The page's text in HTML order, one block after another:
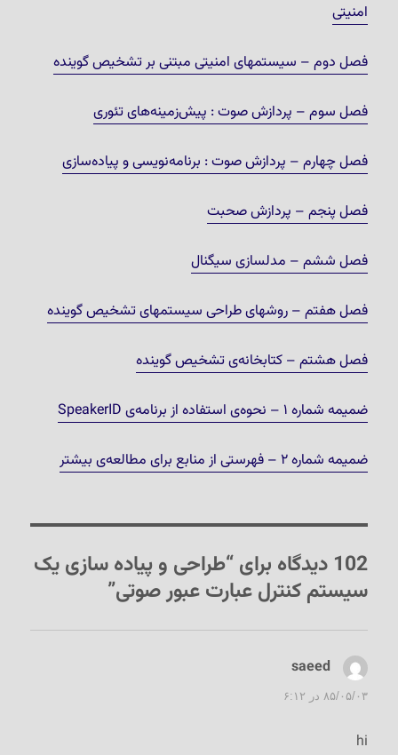
امنیتی
فصل دوم – سیستمهای امنیتی مبتنی بر تشخیص گوینده
فصل سوم – پردازش صوت : پیش‌زمینه‌های تئوری
فصل چهارم – پردازش صوت : برنامه‌نویسی و پیاده‌سازی
فصل پنجم – پردازش صحبت
فصل ششم – مدلسازی سیگنال
فصل هفتم – روشهای طراحی سیستمهای تشخیص گوینده
فصل هشتم – کتابخانه‌ی تشخیص گوینده
ضمیمه شماره ۱ – نحوه‌ی استفاده از برنامه‌ی SpeakerID
ضمیمه شماره ۲ – فهرستی از منابع برای مطالعه‌ی بیشتر
102 دیدگاه برای “طراحی و پیاده سازی یک
سیستم کنترل عبارت عبور صوتی”
saeed
۸۵/۰۵/۰۳ در ۶:۱۲
hi